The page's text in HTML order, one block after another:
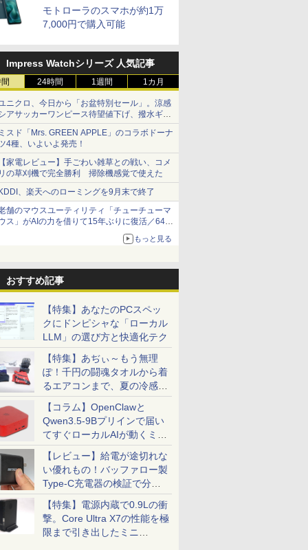
モトローラのスマホが約1万
7,000円で購入可能
Impress Watchシリーズ 人気記事
24時間 1週間 1カ月
ニクロ、今日から「お盆特別セール」。涼感
アサッカーワンピース待望値下げ、撥水ギア
ョーツは1990円に
スド「Mrs. GREEN APPLE」のコラボドーナ
4種、いよいよ発売！
家電レビュー】手ごわい雑草との戦い、コメ
の草刈機で完全勝利 掃除機感覚で使えた
、楽天へのローミングを9月末で終了
舗のマウスユーティリティ「チューチューマ
ス」がAIの力を借りて15年ぶりに復活／64bit
、Windows 10/11、「Chrome」も走り回
。復活記念で2026年末まで500円
もっと見る
おすすめ記事
【特集】あなたのPCスペッ
クにドンピシャな「ローカル
LLM」の選び方と快適化テク
【特集】あぢぃ～もう無理
ぽ！千円の闘魂タオルから着
るエアコンまで、夏の冷感グ
ッズ一挙紹介
【コラム】OpenClawと
Qwen3.5-9Bプリインで届い
てすぐローカルAIが動くミニ
PC「SER9 Pro」
【レビュー】給電が途切れな
い優れもの！バッファロー製
Type-C充電器の検証で分か
ったこと
【特集】電源内蔵で0.9Lの衝
撃。Core Ultra X7の性能を極
限まで引き出したミニ